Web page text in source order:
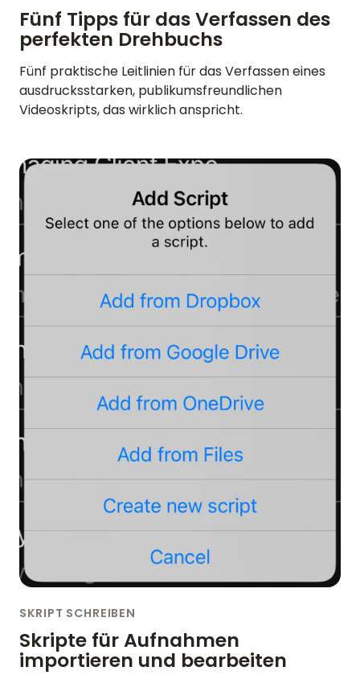
Fünf Tipps für das Verfassen des
perfekten Drehbuchs
Fünf praktische Leitlinien für das Verfassen eines
ausdrucksstarken, publikumsfreundlichen
Videoskripts, das wirklich anspricht.
SKRIPT SCHREIBEN
Skripte für Aufnahmen
importieren und bearbeiten